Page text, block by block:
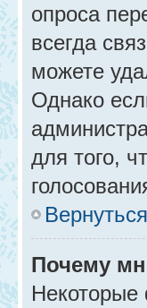
опроса
всегда
можете
Однако
для того,
Почему
Некоторые